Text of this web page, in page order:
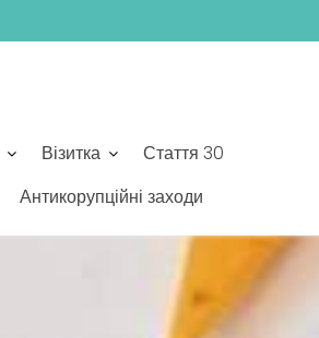
Візитка
Стаття 30
Антикорупційні заходи